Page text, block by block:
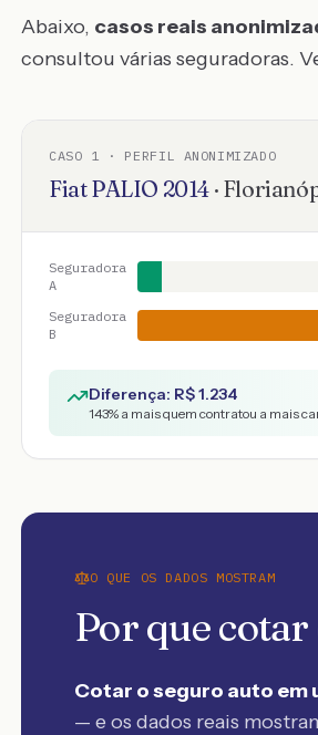
Abaixo, casos reais
consultou várias seguradoras.
CASO 1 · PERFIL ANONIMIZADO
FiatPALIO 2014 ·
Seguradora
A
Seguradora
B
Diferença: R$1.234
143% a mais quem contratou a mais
O QUE OS DADOS MOSTRAM
Por que
Cotar o seguro auto em
— e os dados reais